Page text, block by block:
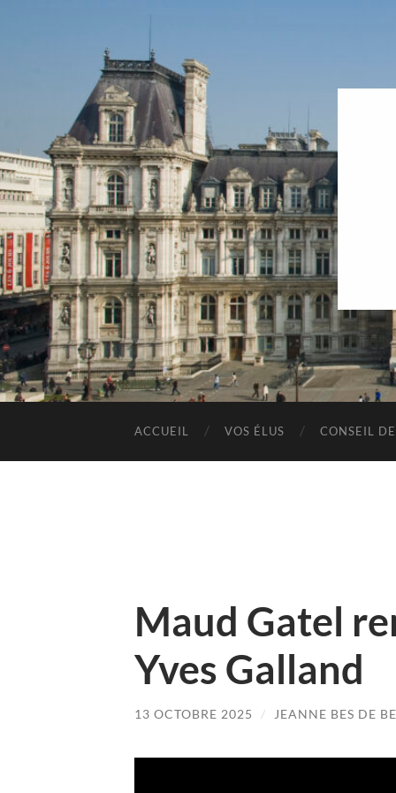
ACCUEIL VOS ÉLUS CONSEIL
Maud Gatel
Yves Galland
13 OCTOBRE 2025 / JEANNE BES DE